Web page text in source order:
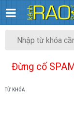
Đừng cố
TỪ KHÓA